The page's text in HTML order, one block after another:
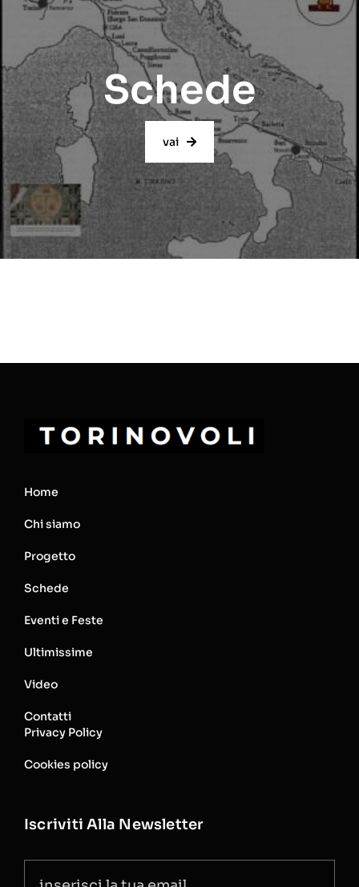
Schede
vai
Home
Chi siamo
Progetto
Schede
Eventi e Feste
Ultimissime
Video
Contatti
Privacy Policy
Cookies policy
Iscriviti Alla Newsletter